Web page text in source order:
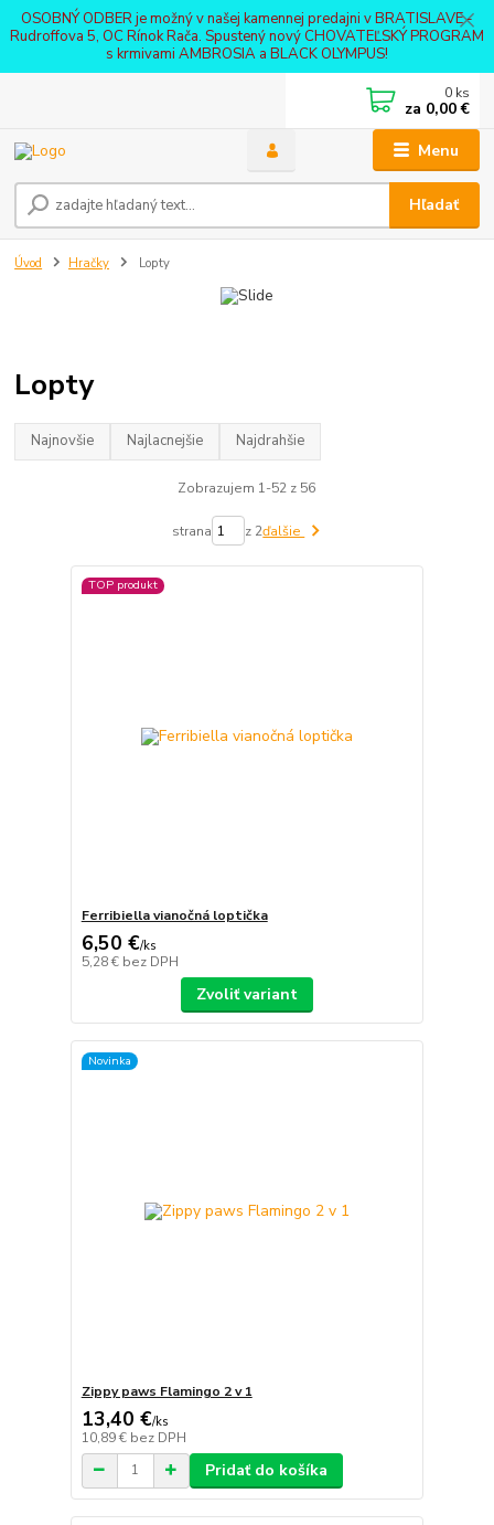
OSOBNÝ ODBER je možný v našej kamennej predajni v BRATISLAVE -
Rudroffova 5, OC Rínok Rača. Spustený nový CHOVATEĽSKÝ PROGRAM
s krmivami AMBROSIA a BLACK OLYMPUS!
Menu
Hľadať
0 ks
za 0,00 €
Úvod Hračky Lopty
Lopty
Najnovšie Najlacnejšie Najdrahšie
Zobrazujem 1-52 z 56
strana z 2ďalšie
TOP produkt
Ferribiella vianočná loptička
6,50 €/ks
5,28 € bez DPH
Zvoliť variant
Novinka
Zippy paws Flamingo 2 v 1
13,40 €/ks
10,89 € bez DPH
Pridať do košíka